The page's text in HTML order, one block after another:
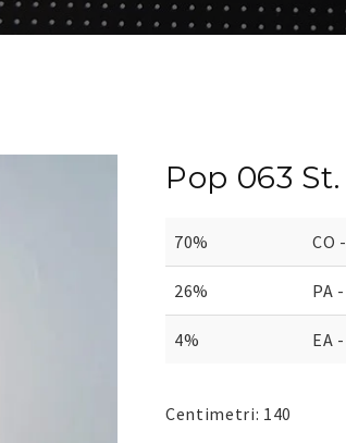
Pop 063 St.
70% CO
26% PA
4% EA
Centimetri: 140